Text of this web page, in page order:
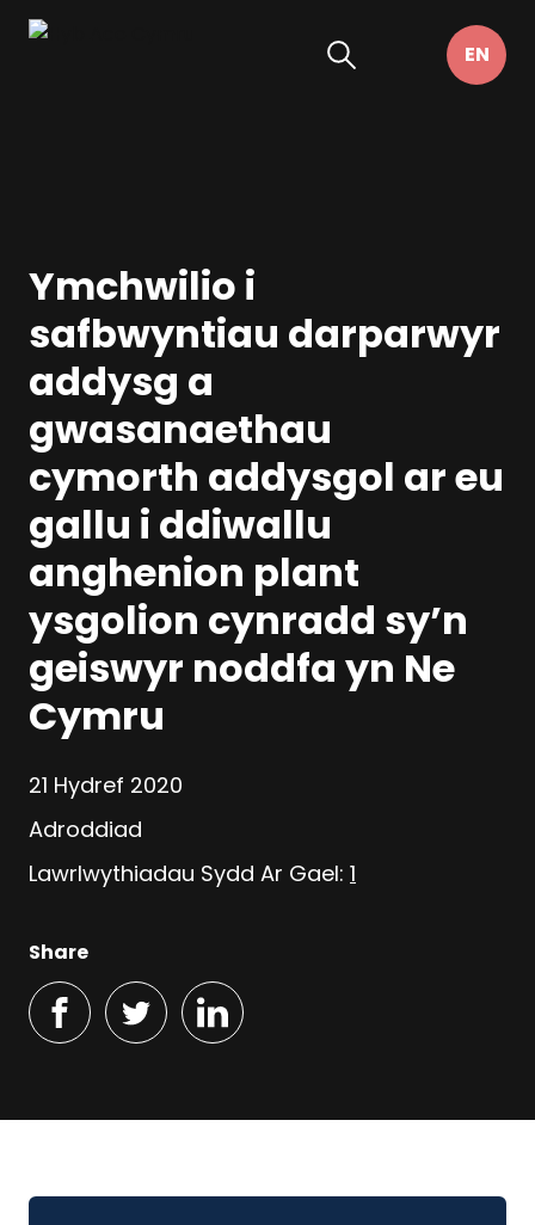
Ymchwilio i
safbwyntiau darparwyr
addysg a
gwasanaethau
cymorth addysgol ar eu
gallu i ddiwallu
anghenion plant
ysgolion cynradd sy’n
geiswyr noddfa yn Ne
Cymru
21 Hydref 2020
Adroddiad
Lawrlwythiadau Sydd Ar Gael: 1
Share